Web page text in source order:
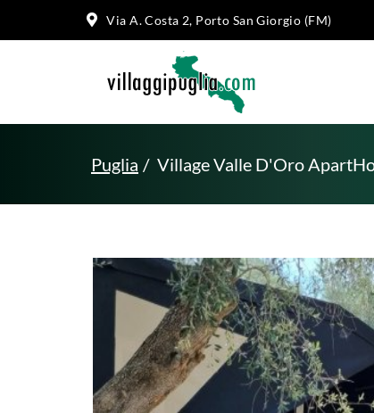
Via A. Costa 2, Porto San Giorgio (FM)
Puglia Village Valle D'Oro